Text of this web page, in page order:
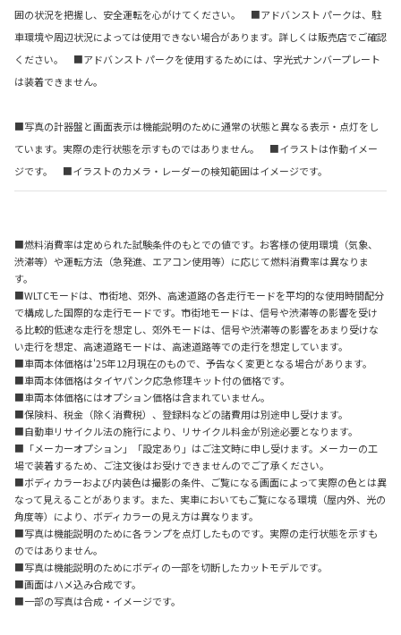
囲の状況を把握し、安全運転を心がけてください。 ■アドバンスト パークは、駐
車環境や周辺状況によっては使用できない場合があります。詳しくは販売店でご確認
ください。 ■アドバンスト パークを使用するためには、字光式ナンバープレート
は装着できません。
■写真の計器盤と画面表示は機能説明のために通常の状態と異なる表示・点灯をし
ています。実際の走行状態を示すものではありません。 ■イラストは作動イメー
ジです。 ■イラストのカメラ・レーダーの検知範囲はイメージです。
■燃料消費率は定められた試験条件のもとでの値です。お客様の使用環境（気象、
渋滞等）や運転方法（急発進、エアコン使用等）に応じて燃料消費率は異なりま
す。
■WLTCモードは、市街地、郊外、高速道路の各走行モードを平均的な使用時間配分
で構成した国際的な走行モードです。市街地モードは、信号や渋滞等の影響を受け
る比較的低速な走行を想定し、郊外モードは、信号や渋滞等の影響をあまり受けな
い走行を想定、高速道路モードは、高速道路等での走行を想定しています。
■車両本体価格は'25年12月現在のもので、予告なく変更となる場合があります。
■車両本体価格はタイヤパンク応急修理キット付の価格です。
■車両本体価格にはオプション価格は含まれていません。
■保険料、税金（除く消費税）、登録料などの諸費用は別途申し受けます。
■自動車リサイクル法の施行により、リサイクル料金が別途必要となります。
■「メーカーオプション」「設定あり」はご注文時に申し受けます。メーカーの工
場で装着するため、ご注文後はお受けできませんのでご了承ください。
■ボディカラーおよび内装色は撮影の条件、ご覧になる画面によって実際の色とは異
なって見えることがあります。また、実車においてもご覧になる環境（屋内外、光の
角度等）により、ボディカラーの見え方は異なります。
■写真は機能説明のために各ランプを点灯したものです。実際の走行状態を示すも
のではありません。
■写真は機能説明のためにボディの一部を切断したカットモデルです。
■画面はハメ込み合成です。
■一部の写真は合成・イメージです。